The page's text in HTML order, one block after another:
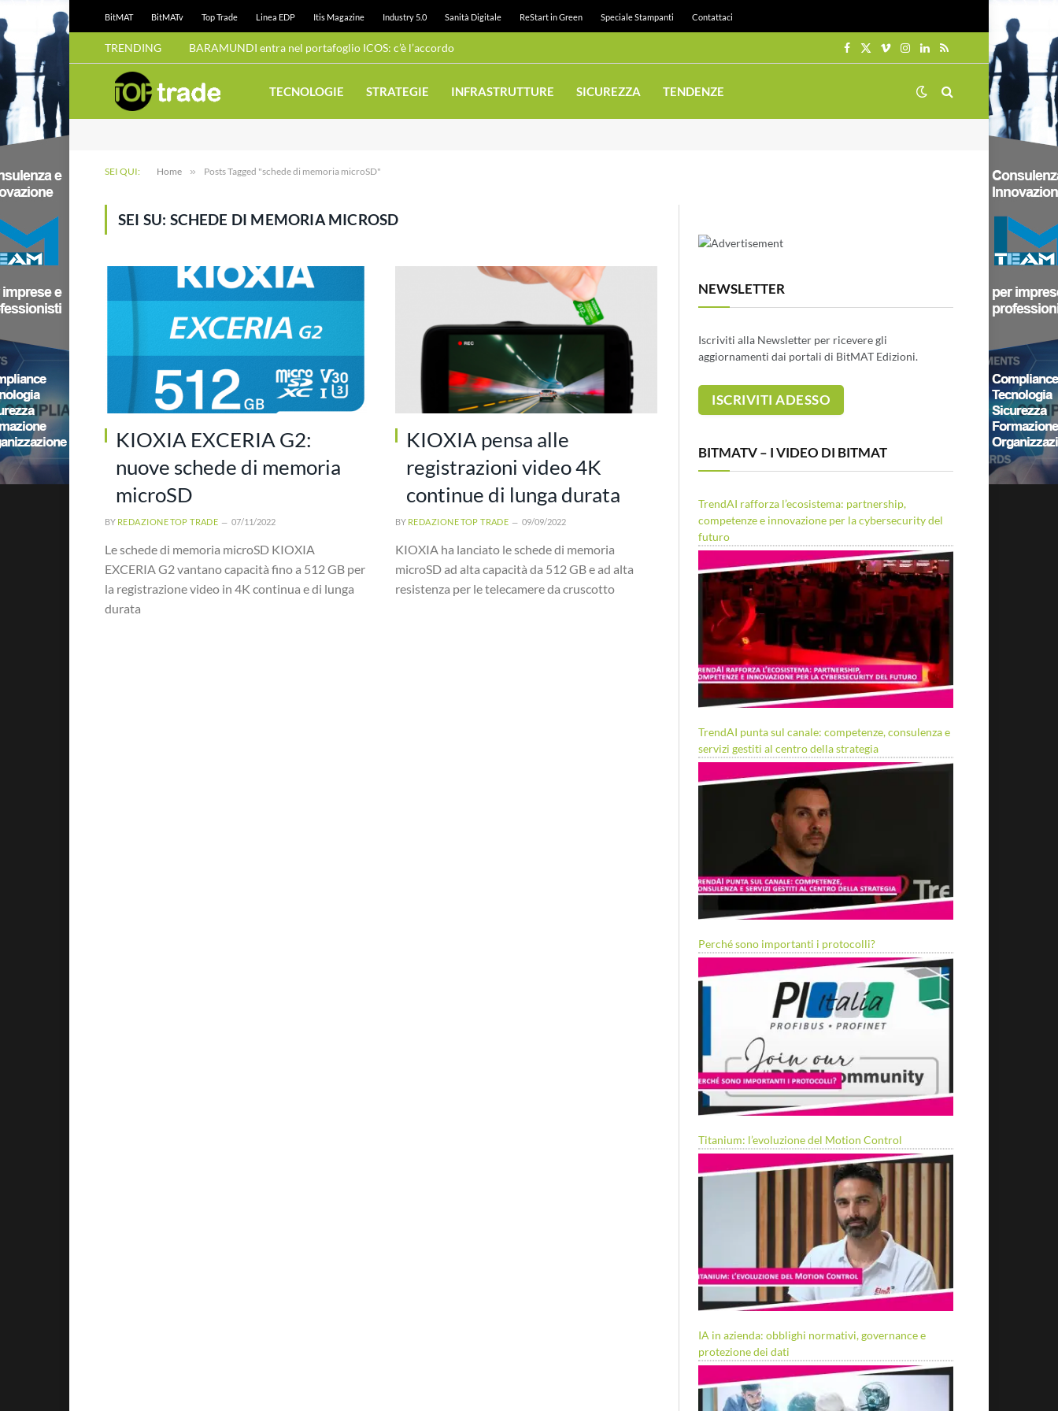
BitMAT BitMATv Top Trade Linea EDP Itis Magazine Industry 5.0 Sanità Digitale ReStart in Green Speciale Stampanti Contattaci
TRENDING BARAMUNDI entra nel portafoglio ICOS: c’è l’accordo
Facebook
X
VimeoInstagram
LinkedIn
RSS
TECNOLOGIE STRATEGIE INFRASTRUTTURE SICUREZZA TENDENZE
SEI QUI: Home » Posts Tagged "schede di memoria microSD"
SEI SU: SCHEDE DI MEMORIA MICROSD
KIOXIA EXCERIA G2:
nuove schede di memoria
microSD
BY REDAZIONE TOP TRADE 07/11/2022
Le schede di memoria microSD KIOXIA
EXCERIA G2 vantano capacità fino a 512 GB per
la registrazione video in 4K continua e di lunga
durata
KIOXIA pensa alle
registrazioni video 4K
continue di lunga durata
BY REDAZIONE TOP TRADE 09/09/2022
KIOXIA ha lanciato le schede di memoria
microSD ad alta capacità da 512 GB e ad alta
resistenza per le telecamere da cruscotto
NEWSLETTER
Iscriviti alla Newsletter per ricevere gli
aggiornamenti dai portali di BitMAT Edizioni.
BITMATV – I VIDEO DI BITMAT
TrendAI rafforza l’ecosistema: partnership,
competenze e innovazione per la cybersecurity del
futuro
TrendAI punta sul canale: competenze, consulenza e
servizi gestiti al centro della strategia
Perché sono importanti i protocolli?
Titanium: l’evoluzione del Motion Control
IA in azienda: obblighi normativi, governance e
protezione dei dati